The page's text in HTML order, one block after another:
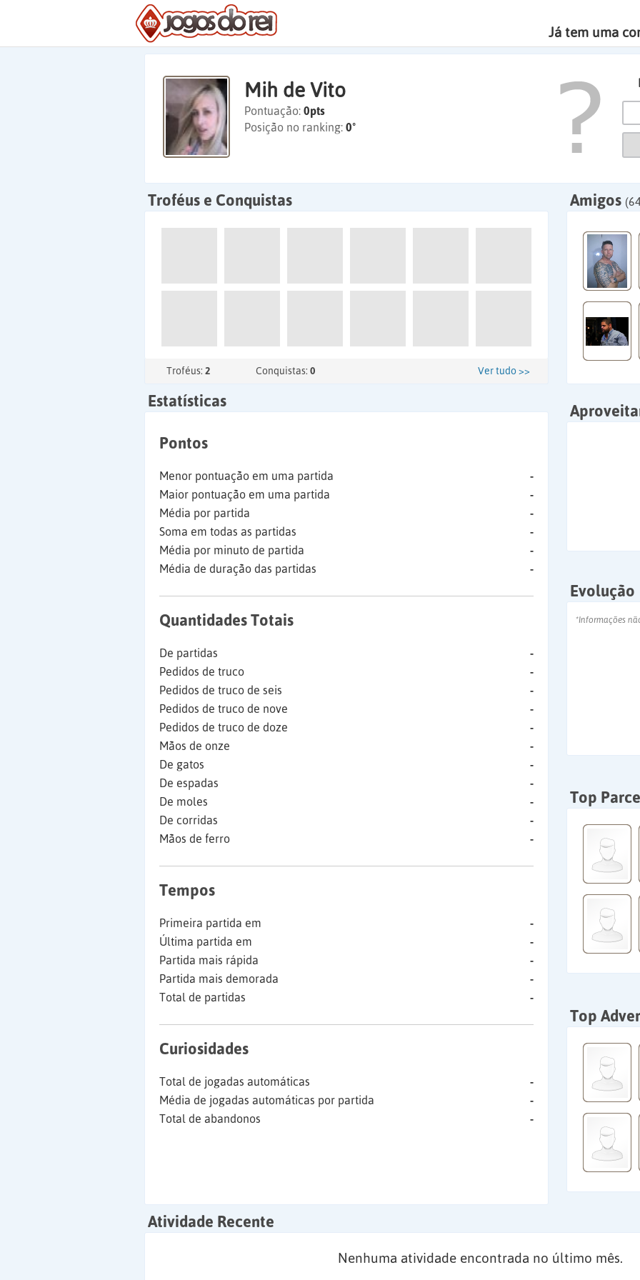
Já tem uma
Mih de Vito
Pontuação: 0pts
Posição no ranking: 0º
Troféus e Conquistas
Troféus: 2 Conquistas: 0 Ver tudo >>
Amigos
Estatísticas
Pontos
Menor pontuação em uma partida
-
Maior pontuação em uma partida
-
Média por partida
-
Soma em todas as partidas
-
Média por minuto de partida
-
Média de duração das partidas
-
Quantidades Totais
De partidas
-
Pedidos de truco
-
Pedidos de truco de seis
-
Pedidos de truco de nove
-
Pedidos de truco de doze
-
Mãos de onze
-
De gatos
-
De espadas
-
De moles
-
De corridas
-
Mãos de ferro
-
Tempos
Primeira partida em
-
Última partida em
-
Partida mais rápida
-
Partida mais demorada
-
Total de partidas
-
Curiosidades
Total de jogadas automáticas
-
Média de jogadas automáticas por partida
-
Total de abandonos
-
Evolução
*Informações
Top
Top
Atividade Recente
Nenhuma atividade encontrada no último mês.